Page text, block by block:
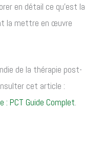
en détail ce qu’est la
la mettre en œuvre
de la thérapie post-
cet article :
PCT Guide Complet.